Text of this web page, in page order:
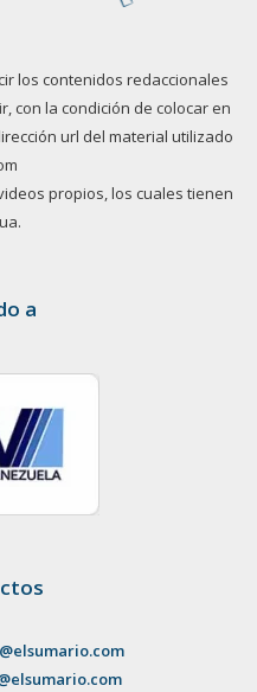
los contenidos redaccionales
con la condición de colocar en
url del material utilizado
propios, los cuales tienen
a